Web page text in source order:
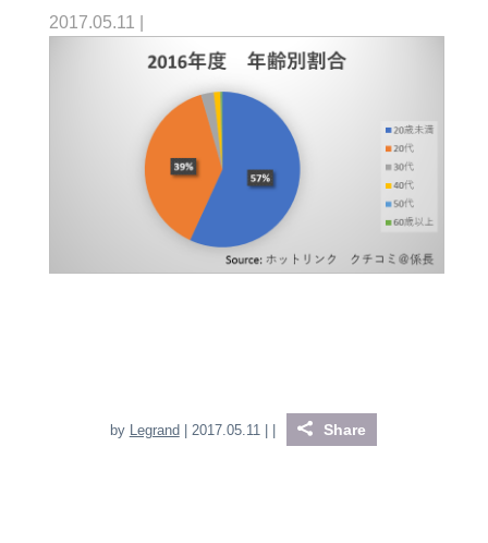
2017.05.11
by Legrand | 2017.05.11 | Share